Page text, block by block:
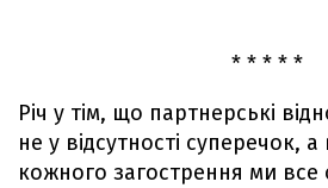
* * * * *
Річ у тім, що партнерські
не у відсутності суперечок,
кожного загострення ми все